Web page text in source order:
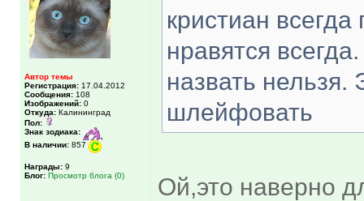
Автор темы
Регистрация: 17.04.2012
Сообщения: 108
Изображений: 0
Откуда: Калининград
Пол:
Знак зодиака:
В наличии: 857
Награды: 9
Блог: Просмотр блога (0)
кристиан
нравятся
назвать нельзя.
шлейфовать
Ой,это наверно